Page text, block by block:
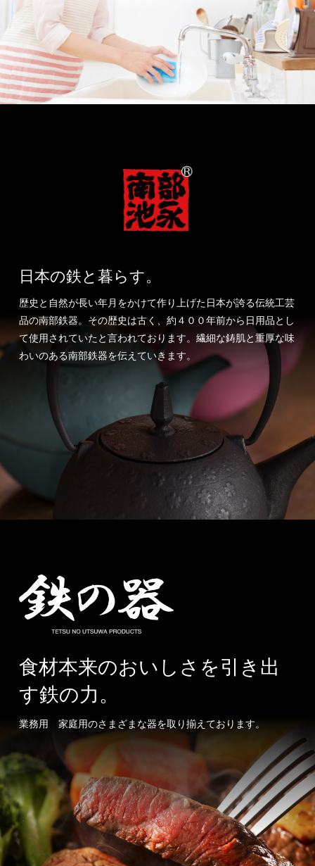
日本の鉄と暮らす。
歴史と自然が長い年月をかけて作り上げた日本が誇る伝統工芸
品の南部鉄器。その歴史は古く、約４００年前から日用品とし
て使用されていたと言われております。繊細な鋳肌と重厚な味
わいのある南部鉄器を伝えていきます。
食材本来のおいしさを引き出
す鉄の力。
業務用 家庭用のさまざまな器を取り揃えております。